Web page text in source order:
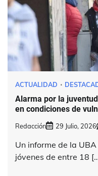
ACTUALIDAD
Alarma por la
en condiciones de
Redacción 29 Julio, 2026
Un informe de la
jóvenes de entre 18